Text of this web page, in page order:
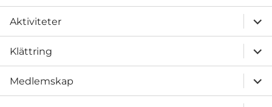
Aktiviteter
Klättring
Medlemskap